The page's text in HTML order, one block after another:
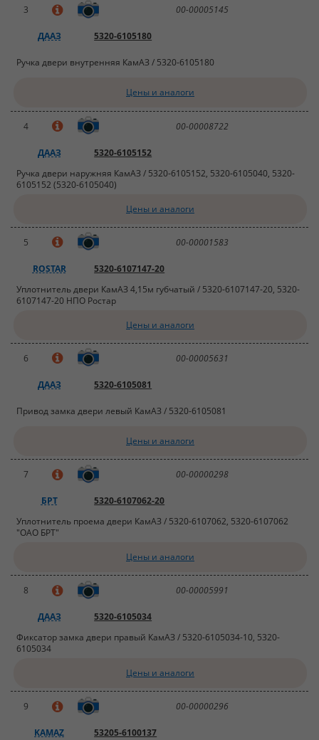
3 00-00005145
ДААЗ 5320-6105180
Ручка двери внутренняя КамАЗ / 5320-6105180
Цены и аналоги
4 00-00008722
ДААЗ
5320-6105152
Ручка двери наружняя КамАЗ / 5320-6105152, 5320-6105040, 5320-
6105152 (5320-6105040)
Цены и аналоги
5 00-00001583
ROSTAR
5320-6107147-20
Уплотнитель двери КамАЗ 4,15м губчатый / 5320-6107147-20, 5320-
6107147-20 НПО Ростар
Цены и аналоги
6 00-00005631
ДААЗ 5320-6105081
Привод замка двери левый КамАЗ / 5320-6105081
Цены и аналоги
7 00-00000298
БРТ
5320-6107062-20
Уплотнитель проема двери КамАЗ / 5320-6107062, 5320-6107062
"ОАО БРТ"
Цены и аналоги
8 00-00005991
ДААЗ
5320-6105034
Фиксатор замка двери правый КамАЗ / 5320-6105034-10, 5320-
6105034
Цены и аналоги
9 00-00000296
KAMAZ 53205-6100137